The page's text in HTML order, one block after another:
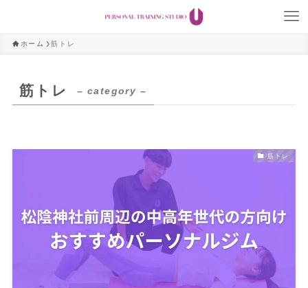
ホーム 筋トレ
筋トレ – category –
筋トレ